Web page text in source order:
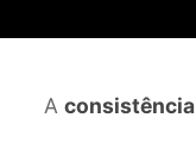
A consistência